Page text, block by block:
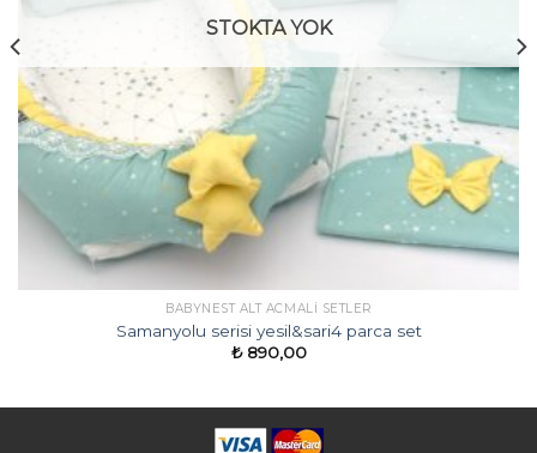
STOKTA YOK
BABYNEST ALT ACMALI SETLER
Samanyolu serisi yesil&sari4 parca set
₺890,00